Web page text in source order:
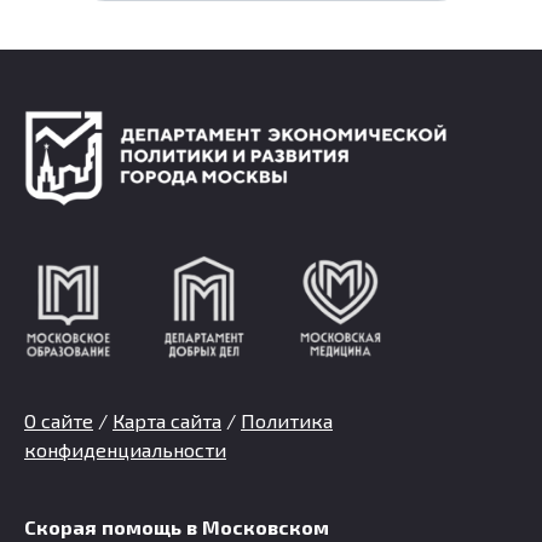
О сайте / Карта сайта / Политика
конфиденциальности
Скорая помощь в Московском